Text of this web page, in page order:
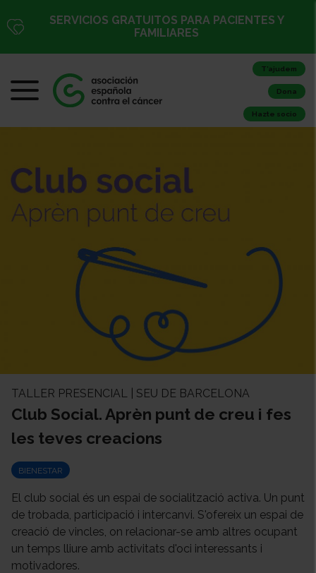
SERVICIOS GRATUITOS PARA PACIENTES Y
FAMILIARES
T’ajudem
Dona
Hazte socio
TALLER PRESENCIAL | SEU DE BARCELONA
Club Social. Aprèn punt de creu i fes
les teves creacions
BIENESTAR
El club social és un espai de socialització activa. Un punt
de trobada, participació i intercanvi. S'ofereix un espai de
creació de vincles, on relacionar-se amb altres ocupant
un temps lliure amb activitats d'oci interessants i
motivadores.